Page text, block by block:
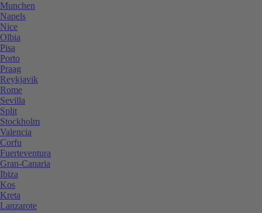
Munchen
Napels
Nice
Olbia
Pisa
Porto
Praag
Reykjavik
Rome
Sevilla
Split
Stockholm
Valencia
Corfu
Fuerteventura
Gran-Canaria
Ibiza
Kos
Kreta
Lanzarote